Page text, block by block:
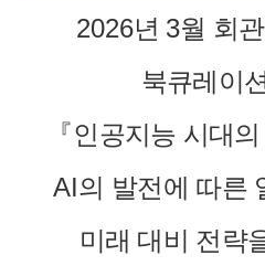
2026년 3월 회
북큐레이
『인공지능 시대
AI의 발전에 따른
미래 대비 전략